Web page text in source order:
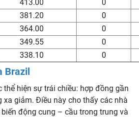
413.00
0
381.20
0
364.00
0
349.55
0
338.10 0
Brazil
thể hiện sự trái chiều: hợp đồng gần
giảm. Điều này cho thấy các nhà
động cung – cầu trong trung và